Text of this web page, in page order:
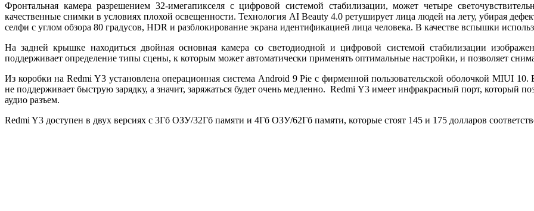
Фронтальная камера разрешением 32-имегапикселя с цифровой системой стабилизации, может четыре
качественные снимки в условиях плохой освещенности. Технология AI Beauty 4.0 ретуширует лица людей на лету, убирая
селфи с углом обзора 80 градусов, HDR и разблокирование экрана идентификацией лица человека. В качестве вспышки
На задней крышке находиться двойная основная камера со светодиодной и цифровой системой стабилизации
поддерживает определение типы сцены, к которым может автоматически применять оптимальные настройки, и позволяет
Из коробки на Redmi Y3 установлена операционная система Android 9 Pie с фирменной пользовательской оболочкой MIUI 10.
не поддерживает быструю зарядку, а значит, заряжаться будет очень медленно. Redmi Y3 имеет инфракрасный порт, который
аудио разъем.
Redmi Y3 доступен в двух версиях с 3Гб ОЗУ/32Гб памяти и 4Гб ОЗУ/62Гб памяти, которые стоят 145 и 175 долларов